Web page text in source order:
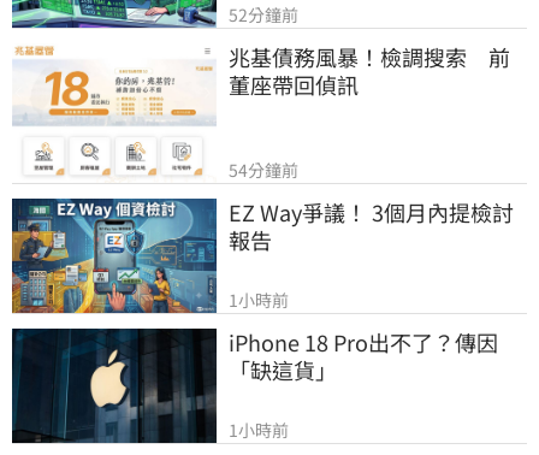
52分鐘前
兆基債務風暴！檢調搜索　前
董座帶回偵訊
54分鐘前
EZ Way爭議！ 3個月內提檢討
報告
1小時前
iPhone 18 Pro出不了？傳因
「缺這貨」
1小時前